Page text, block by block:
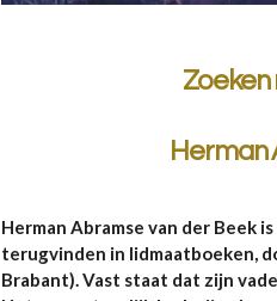
Zoeken
Herman
Herman Abramse van der Beek
terugvinden in lidmaatboeken,
Brabant). Vast staat dat zijn